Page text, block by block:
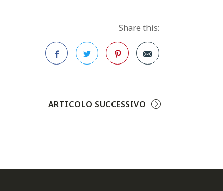
Share this:
ARTICOLO SUCCESSIVO